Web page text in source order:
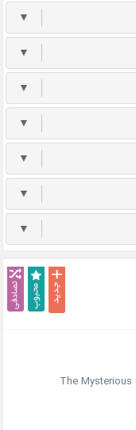
▼
▼
▼
▼
▼
▼
▼